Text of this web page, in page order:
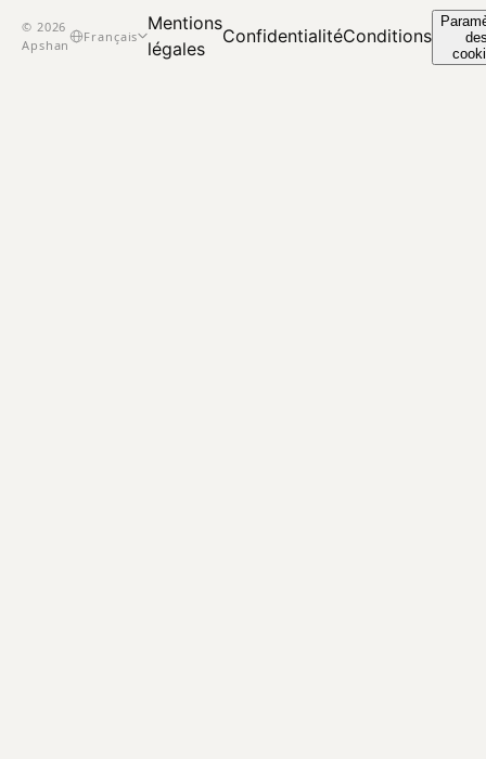
© 2026
Apshan
Français
Mentions
légales
ConfidentialitéConditions